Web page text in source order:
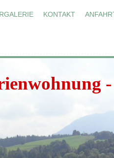
KONTAKT